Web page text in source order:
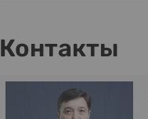
Контакты